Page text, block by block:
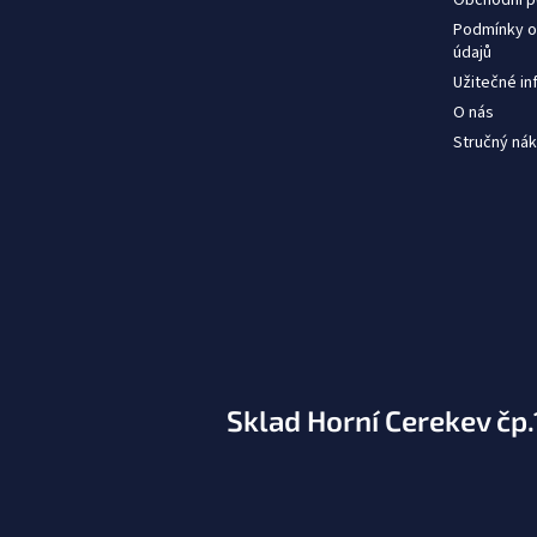
Podmínky
údajů
Užitečné
O nás
Stručný
Sklad Horní Cerekev